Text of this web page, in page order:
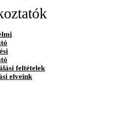
feltételek
elveink